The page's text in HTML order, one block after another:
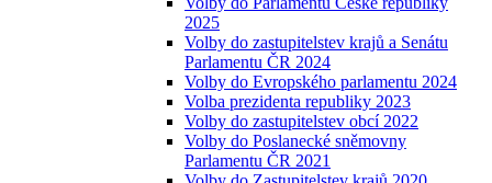
2025
Volby do zastupitelstev krajů a Senátu
Parlamentu ČR 2024
Volby do Evropského parlamentu 2024
Volba prezidenta republiky 2023
Volby do zastupitelstev obcí 2022
Volby do Poslanecké sněmovny
Parlamentu ČR 2021